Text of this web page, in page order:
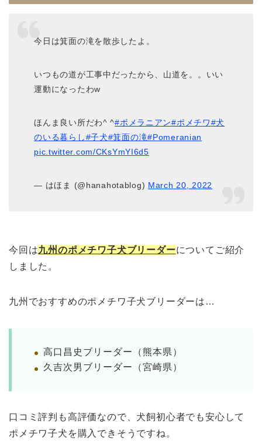
今日は箕面の滝を散歩したよ。
いつもの道が工事中だったから、山道を。。いい
運動になったわw
ほんま良い所だわ^ ^#ポメラニアン#ポメチワ#犬
のいる暮らし#子犬#箕面の滝#Pomeranian
pic.twitter.com/CKsYmYI6d5
— はほま (@hanahotablog) March 20, 2022
今回は九州のポメチワ子犬ブリーダーについてご紹介
しました。
九州でおすすめのポメチワ子犬ブリーダーは…
高口昌史ブリーダー（熊本県）
久吉次男ブリーダー（宮崎県）
口コミ評判も高評価なので、犬飼初心者でも安心して
ポメチワ子犬を購入できそうですね。